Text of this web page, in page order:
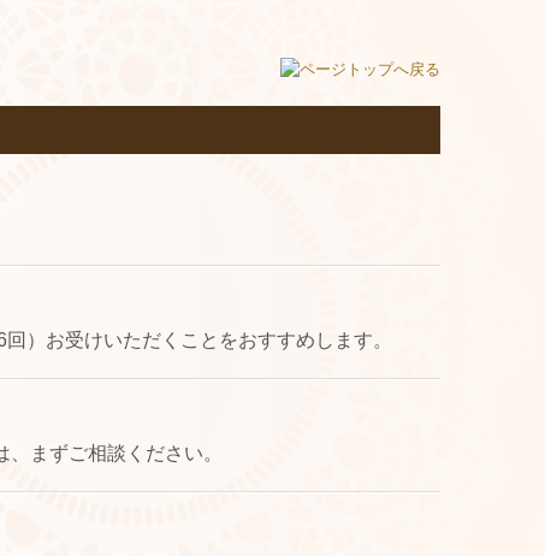
）お受けいただくことをおすすめします。
まずご相談ください。